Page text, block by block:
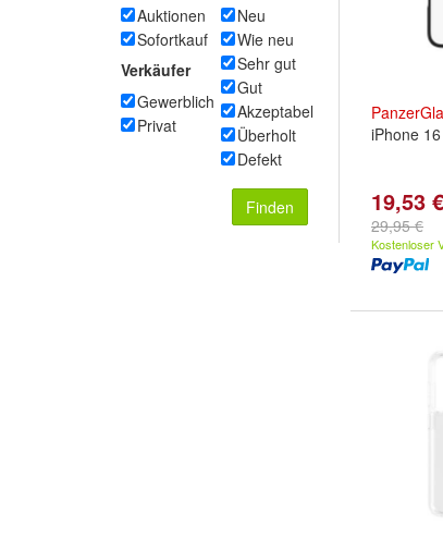
Auktionen
Sofortkauf
Verkäufer
Gewerblich
Privat
Neu
Wie neu
Sehr gut
Gut
Akzeptabel
Überholt
Defekt
Finden
iPhone 16
19,53 €
29,95 €
Kostenloser